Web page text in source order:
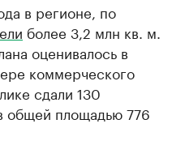
в регионе, по
более 3,2 млн кв. м.
оценивалось в
коммерческого
сдали 130
общей площадью 776